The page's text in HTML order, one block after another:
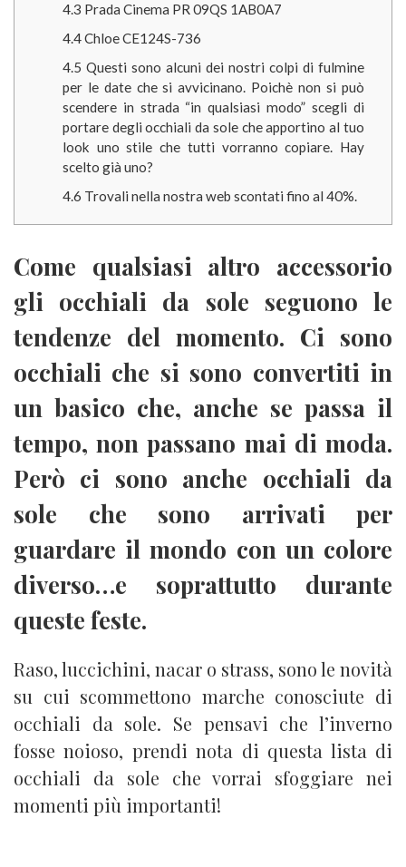
4.3 Prada Cinema PR 09QS 1AB0A7
4.4Chloe CE124S-736
4.5 Questi sono alcuni dei nostri colpi di fulmine
per le date che si avvicinano. Poichè non si può
scendere in strada “in qualsiasi modo” scegli di
portare degli occhiali da sole che apportino al tuo
look uno stile che tutti vorranno copiare. Hay
scelto già uno?
4.6 Trovali nella nostra web scontati fino al 40%.
Come qualsiasi altro accessorio
gli occhiali da sole seguono le
tendenze del momento. Ci sono
occhiali che si sono convertiti in
un basico che, anche se passa il
tempo, non passano mai di moda.
Però ci sono anche occhiali da
sole che sono arrivati per
guardare il mondo con un colore
diverso…e soprattutto durante
queste feste.
Raso, luccichini, nacar o strass, sono le novità
su cui scommettono marche conosciute di
occhiali da sole. Se pensavi che l’inverno
fosse noioso, prendi nota di questa lista di
occhiali da sole che vorrai sfoggiare nei
momenti più importanti!